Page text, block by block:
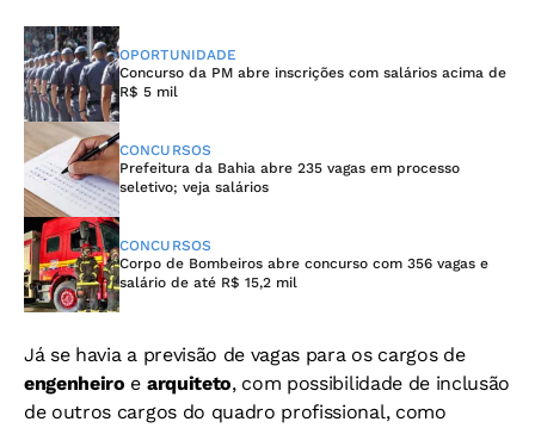
OPORTUNIDADE
Concurso da PM abre inscrições com salários acima de
R$ 5 mil
CONCURSOS
Prefeitura da Bahia abre 235 vagas em processo
seletivo; veja salários
CONCURSOS
Corpo de Bombeiros abre concurso com 356 vagas e
salário de até R$ 15,2 mil
Já se havia a previsão de vagas para os cargos de
engenheiro e arquiteto, com possibilidade de inclusão
de outros cargos do quadro profissional, como